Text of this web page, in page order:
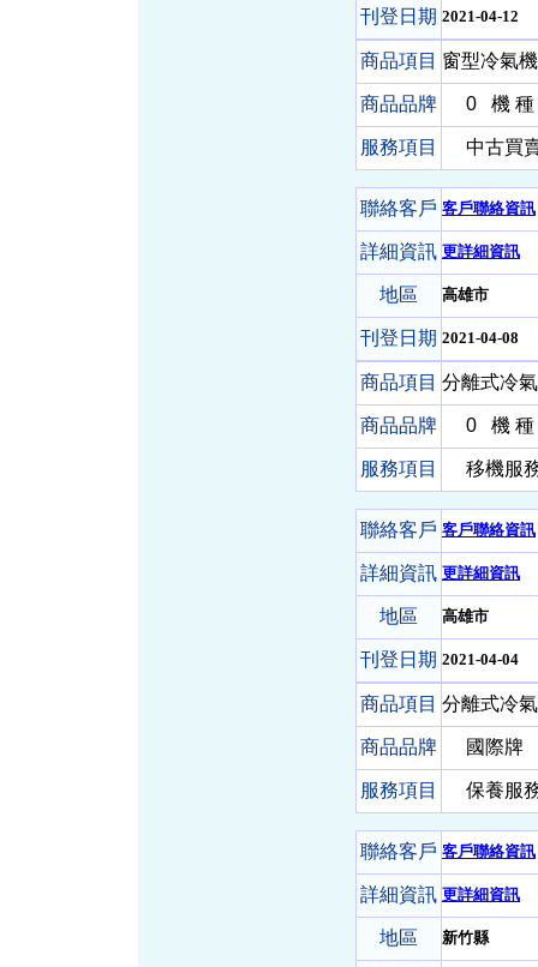
刊登日期 2021-04-12
商品項目 窗型冷氣
商品品牌 0 機
服務項目 中古買賣
聯絡客戶 客戶聯絡資訊
詳細資訊 更詳細資訊
地區 高雄市
刊登日期 2021-04-08
商品項目 分離式冷
商品品牌 0 機
服務項目 移機服
聯絡客戶 客戶聯絡資訊
詳細資訊 更詳細資訊
地區 高雄市
刊登日期 2021-04-04
商品項目 分離式冷
商品品牌 國際牌
服務項目 保養服務
聯絡客戶 客戶聯絡資訊
詳細資訊 更詳細資訊
地區 新竹縣